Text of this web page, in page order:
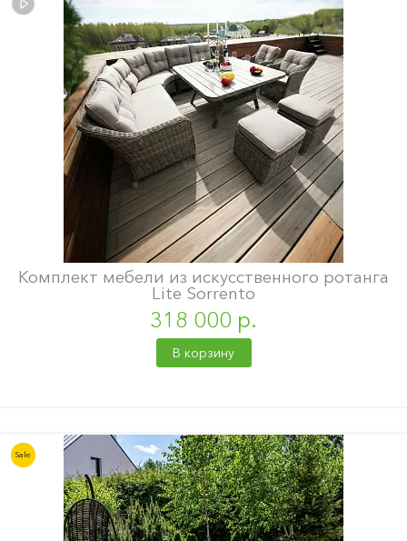
Комплект мебели из искусственного ротанга
Lite Sorrento
318 000 р.
В корзину
Sale